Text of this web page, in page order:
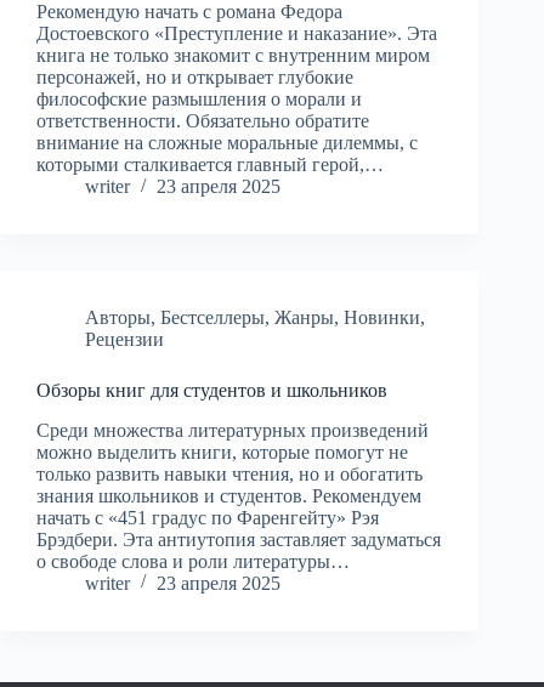
Рекомендую начать с романа Федора
Достоевского «Преступление и наказание». Эта
книга не только знакомит с внутренним миром
персонажей, но и открывает глубокие
философские размышления о морали и
ответственности. Обязательно обратите
внимание на сложные моральные дилеммы, с
которыми сталкивается главный герой,…
writer
23 апреля 2025
Авторы, Бестселлеры, Жанры, Новинки,
Рецензии
Обзоры книг для студентов и школьников
Среди множества литературных произведений
можно выделить книги, которые помогут не
только развить навыки чтения, но и обогатить
знания школьников и студентов. Рекомендуем
начать с «451 градус по Фаренгейту» Рэя
Брэдбери. Эта антиутопия заставляет задуматься
о свободе слова и роли литературы…
writer
23 апреля 2025